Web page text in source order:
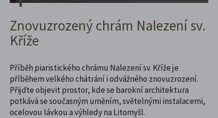
Znovuzrozený chrám Nalezení sv.
Kříže
Příběh piaristického chrámu Nalezení sv. Kříže je
příběhem velkého chátrání i odvážného znovuzrození.
Přijďte objevit prostor, kde se barokní architektura
potkává se současným uměním, světelnými instalacemi,
ocelovou lávkou a výhledy na Litomyšl.